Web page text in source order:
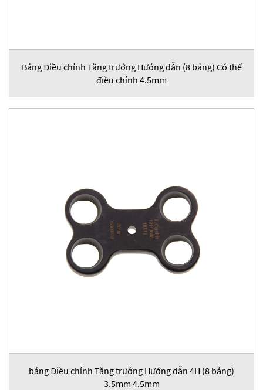
Bảng Điều chỉnh Tăng trưởng Hướng dẫn (8 bảng) Có thể
điều chỉnh 4.5mm
bảng Điều chỉnh Tăng trưởng Hướng dẫn 4H (8 bảng)
3.5mm 4.5mm